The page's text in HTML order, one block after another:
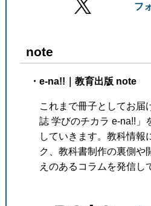
フ
note
・e-na!!｜教育出版 note
これまで冊子としてお届
誌 学びのチカラ e-na!!」
していきます。教科情報
ク、教科書制作の裏側や
えのあるコラムを発信し